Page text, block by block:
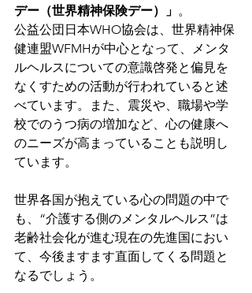
デー（世界精神保険デー）」 。
公益公団日本WHO協会は、世界精神保
健連盟WFMHが中心となって、メンタ
ルヘルスについての意識啓発と偏見を
なくすための活動が行われていると述
べています。また、震災や、職場や学
校でのうつ病の増加など、心の健康へ
のニーズが高まっていることも説明し
ています。
世界各国が抱えている心の問題の中で
も、“介護する側のメンタルヘルス”は
老齢社会化が進む現在の先進国におい
て、今後ますます直面してくる問題と
なるでしょう。